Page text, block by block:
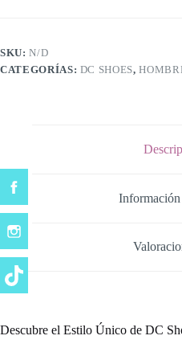
SKU:N/D
CATEGORÍAS: DC SHOES,
Descubre el Estilo Único de DC